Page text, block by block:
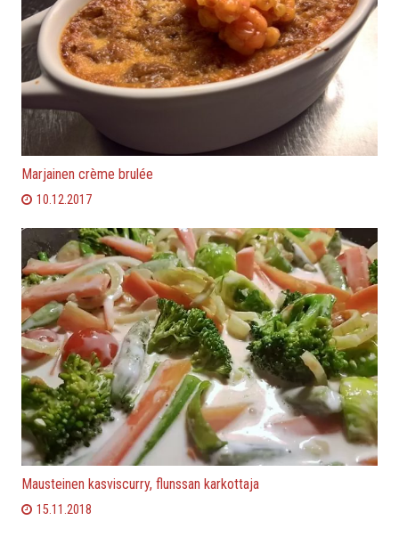
Marjainen crème brulée
10.12.2017
Mausteinen kasviscurry, flunssan karkottaja
15.11.2018